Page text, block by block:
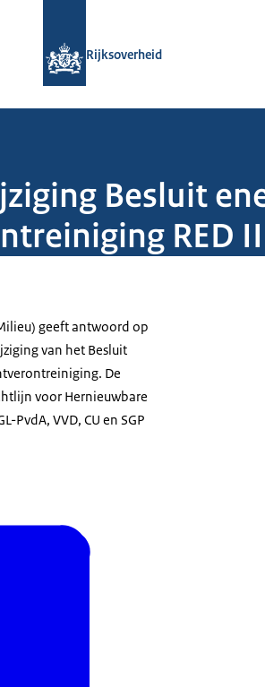
Rijksoverheid
Besluit
RED
geeft antwoord op
van het Besluit
De
voor Hernieuwbare
PvdA, VVD, CU en SGP